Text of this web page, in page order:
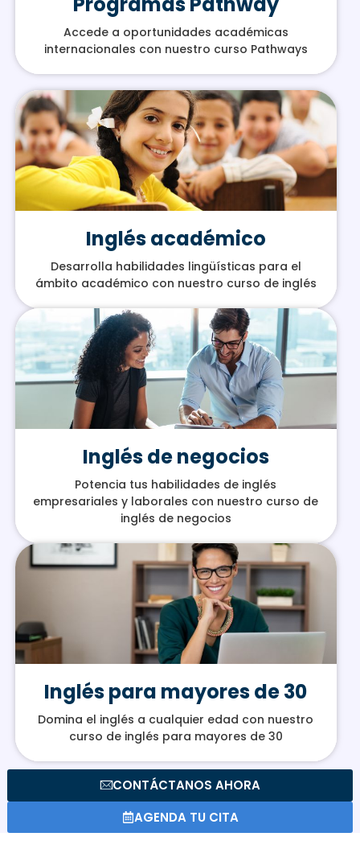
Accede a oportunidades académicas
internacionales con nuestro curso Pathways
Inglés académico
Desarrolla habilidades lingüísticas para el
ámbito académico con nuestro curso de inglés
Inglés de negocios
Potencia tus habilidades de inglés
empresariales y laborales con nuestro curso de
inglés de negocios
Inglés para mayores de 30
Domina el inglés a cualquier edad con nuestro
curso de inglés para mayores de 30
CONTÁCTANOS AHORA
AGENDA TU CITA